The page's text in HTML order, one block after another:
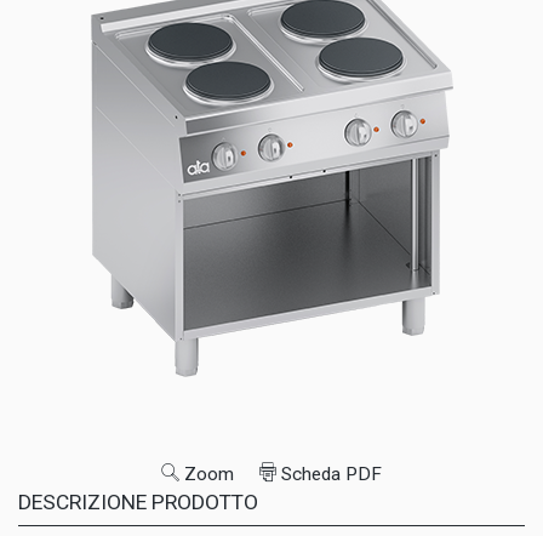
Zoom Scheda PDF
DESCRIZIONE PRODOTTO